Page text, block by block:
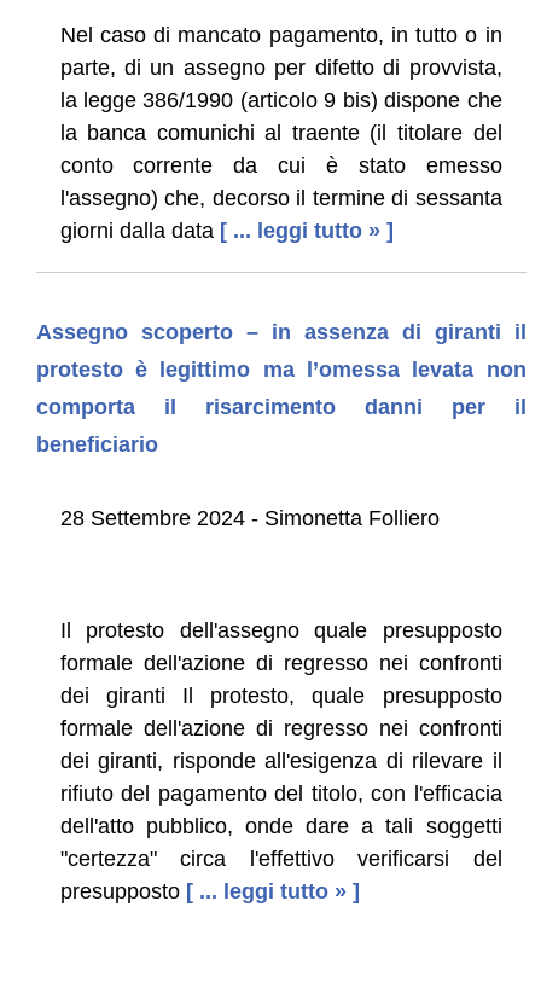
Nel caso di mancato pagamento, in tutto o in
parte, di un assegno per difetto di provvista,
la legge 386/1990 (articolo 9 bis) dispone che
la banca comunichi al traente (il titolare del
conto corrente da cui è stato emesso
l'assegno) che, decorso il termine di sessanta
giorni dalla data [ ... leggi tutto » ]
Assegno scoperto – in assenza di giranti il
protesto è legittimo ma l’omessa levata non
comporta il risarcimento danni per il
beneficiario
28 Settembre 2024 - Simonetta Folliero
Il protesto dell'assegno quale presupposto
formale dell'azione di regresso nei confronti
dei giranti Il protesto, quale presupposto
formale dell'azione di regresso nei confronti
dei giranti, risponde all'esigenza di rilevare il
rifiuto del pagamento del titolo, con l'efficacia
dell'atto pubblico, onde dare a tali soggetti
"certezza" circa l'effettivo verificarsi del
presupposto [ ... leggi tutto » ]